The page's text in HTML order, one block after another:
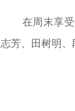
在周末享
志芳、田树明